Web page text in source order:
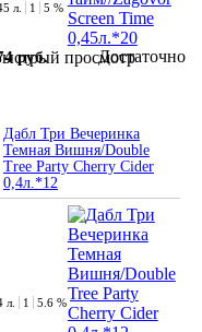
просмотр
л. 1 5 %
руб. Достаточно
Дабл Три Вечеринка
Темная Вишня/Double
Tree Party Cherry Cider
0,4л.*12
л. 1 5.6 %